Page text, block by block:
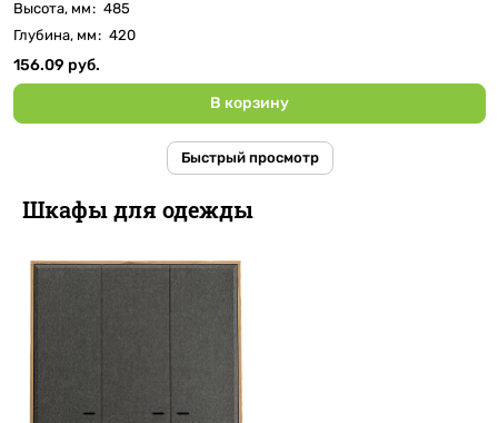
Высота, мм: 485
Глубина, мм: 420
156.09 руб.
В корзину
Быстрый просмотр
Шкафы для одежды